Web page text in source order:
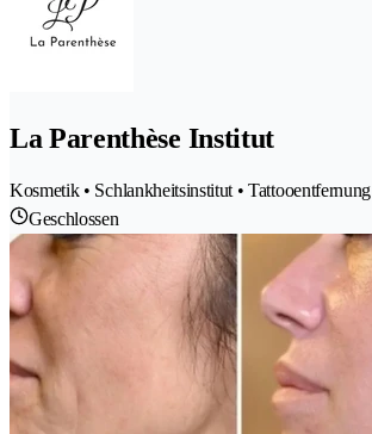
La Parenthèse Institut
Kosmetik • Schlankheitsinstitut • Tattooentfernung
Geschlossen